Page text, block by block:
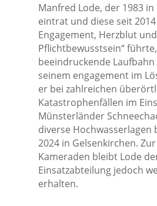
Manfred Lode, der 1983
eintrat und diese seit
Engagement, Herzblut und
Pflichtbewusstsein“
beeindruckende Laufbahn
seinem engagement im
er bei zahlreichen
Katastrophenfällen im
Münsterländer
diverse Hochwasserlagen
2024 in Gelsenkirchen.
Kameraden bleibt Lode
Einsatzabteilung jedoch
erhalten.